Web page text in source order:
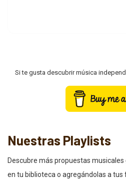
Si te gusta descubrir música
Nuestras Playlists
Descubre más propuestas
en tu biblioteca o agregándolas a